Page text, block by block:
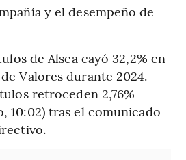
y el desempeño de
de Alsea cayó 32,2% en
Valores durante 2024.
retroceden 2,76%
10:02) tras el comunicado